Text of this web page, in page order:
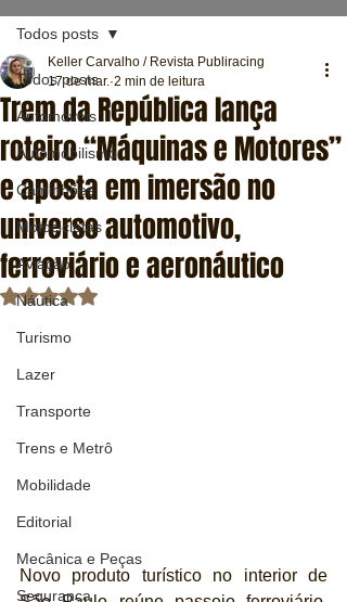
Todos posts
Automóveis
Automobilismo
Caminhões
Motocicletas
Aviação
Náutica
Turismo
Lazer
Transporte
Trens e Metrô
Mobilidade
Editorial
Mecânica e Peças
Segurança
Todos posts
Trem da República lança
roteiro “Máquinas e Motores”
e aposta em imersão no
universo automotivo,
ferroviário e aeronáutico
Keller Carvalho / Revista Publiracing
17 de mar. 2 min de leitura
Avaliado com NaN de 5 estrelas.
Novo produto turístico no interior de